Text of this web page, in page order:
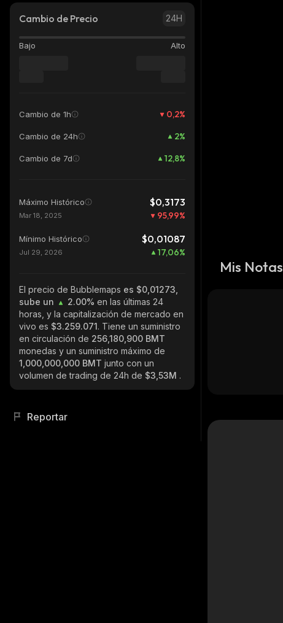
Cambio de Precio 24H
Bajo Alto
Cambio de 1h 0,2%
Cambio de 24h 2%
Cambio de 7d 12,8%
Máximo Histórico $0,3173
Mar 18, 2025 95,99%
Mínimo Histórico $0,01087
Jul 29, 2026 17,06%
El precio de Bubblemaps es $0,01273,
sube un
2.00% en las últimas 24
horas, y la capitalización de mercado en
vivo es $3.259.071. Tiene un suministro
en circulación de 256,180,900 BMT
monedas y un suministro máximo de
1,000,000,000 BMT junto con un
volumen de trading de 24h de $3,53M .
Reportar
Mis Notas